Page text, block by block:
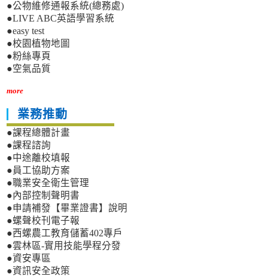
●公物維修通報系統(總務處)
●LIVE ABC英語學習系統
●easy test
●校園植物地圖
●粉絲專頁
●空氣品質
more
業務推動
●課程總體計畫
●課程諮詢
●中途離校填報
●員工協助方案
●職業安全衛生管理
●內部控制聲明書
●申請補發【畢業證書】說明
●螺聲校刊電子報
●西螺農工教育儲蓄402專戶
●雲林區-實用技能學程分發
●資安專區
●資訊安全政策